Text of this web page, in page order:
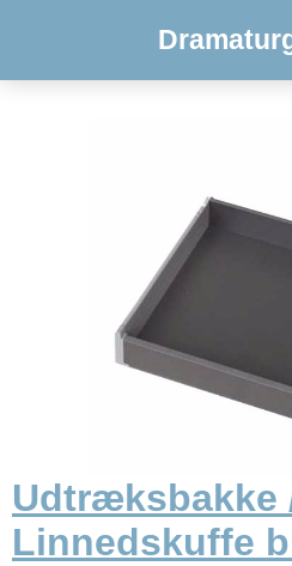
Udtræksbakke
Linnedskuffe